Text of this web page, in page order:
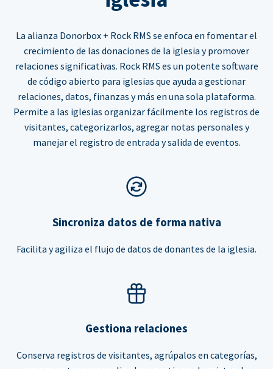
La alianza Donorbox + Rock RMS se enfoca en fomentar el
crecimiento de las donaciones de la iglesia y promover
relaciones significativas. Rock RMS es un potente software
de código abierto para iglesias que ayuda a gestionar
relaciones, datos, finanzas y más en una sola plataforma.
Permite a las iglesias organizar fácilmente los registros de
visitantes, categorizarlos, agregar notas personales y
manejar el registro de entrada y salida de eventos.
Sincroniza datos de forma nativa
Facilita y agiliza el flujo de datos de donantes de la iglesia.
Gestiona relaciones
Conserva registros de visitantes, agrúpalos en categorías,